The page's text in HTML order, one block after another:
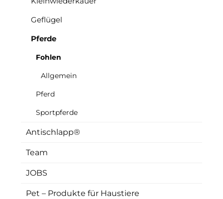
Geflügel
Pferde
Fohlen
Allgemein
Pferd
Sportpferde
Antischlapp®
Team
JOBS
Pet – Produkte für Haustiere